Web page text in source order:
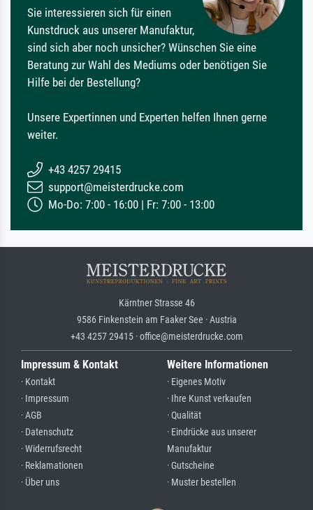
Sie interessieren sich für einen
Kunstdruck aus unserer Manufaktur,
sind sich aber noch unsicher? Wünschen Sie eine
Beratung zur Wahl des Mediums oder benötigen Sie
Hilfe bei der Bestellung?
Unsere Expertinnen und Experten helfen Ihnen gerne
weiter.
+43 4257 29415
support@meisterdrucke.com
Mo-Do: 7:00 - 16:00 | Fr: 7:00 - 13:00
Kärntner Strasse 46
9586 Finkenstein am Faaker See · Austria
+43 4257 29415 · office@meisterdrucke.com
Impressum & Kontakt
· Kontakt
· Impressum
· AGB
· Datenschutz
· Widerrufsrecht
· Reklamationen
· Über uns
Weitere Informationen
· Eigenes Motiv
· Ihre Kunst verkaufen
· Qualität
· Eindrücke aus unserer
Manufaktur
· Gutscheine
· Muster bestellen